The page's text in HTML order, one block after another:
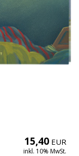
15,40 EUR
inkl. 10% MwSt.